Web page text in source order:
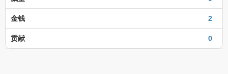
2
金钱
0
贡献